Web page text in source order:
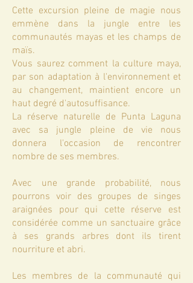
Cette excursion pleine de magie nous
emmène dans la jungle entre les
communautés mayas et les champs de
maïs.
Vous saurez comment la culture maya,
par son adaptation à l'environnement et
au changement, maintient encore un
haut degré d'autosuffisance.
La réserve naturelle de Punta Laguna
avec sa jungle pleine de vie nous
donnera l'occasion de rencontrer
nombre de ses membres.
Avec une grande probabilité, nous
pourrons voir des groupes de singes
araignées pour qui cette réserve est
considérée comme un sanctuaire grâce
à ses grands arbres dont ils tirent
nourriture et abri.
Les membres de la communauté qui